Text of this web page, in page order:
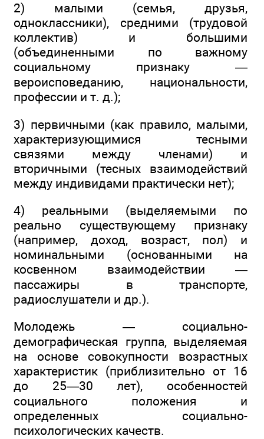
2) малыми (семья, друзья,
одноклассники), средними (трудовой
коллектив) и большими
(объединенными по важному
социальному признаку —
вероисповеданию, национальности,
профессии и т. д.);
3) первичными (как правило, малыми,
характеризующимися тесными
связями между членами) и
вторичными (тесных взаимодействий
между индивидами практически нет);
4) реальными (выделяемыми по
реально существующему признаку
(например, доход, возраст, пол) и
номинальными (основанными на
косвенном взаимодействии —
пассажиры в транспорте,
радиослушатели и др.).
Молодежь — социально-
демографическая группа, выделяемая
на основе совокупности возрастных
характеристик (приблизительно от 16
до 25—30 лет), особенностей
социального положения и
определенных социально-
психологических качеств.